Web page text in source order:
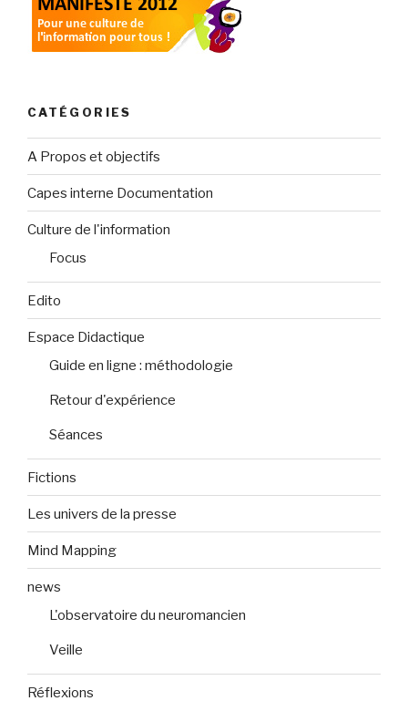
CATÉGORIES
A Propos et objectifs
Capes interne Documentation
Culture de l'information
Focus
Edito
Espace Didactique
Guide en ligne : méthodologie
Retour d'expérience
Séances
Fictions
Les univers de la presse
Mind Mapping
news
L'observatoire du neuromancien
Veille
Réflexions